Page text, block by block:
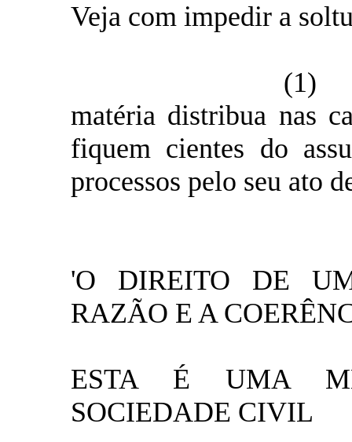
Veja com impedir a
(1)
matéria distribua nas
fiquem cientes do
processos pelo seu ato
'O DIREITO DE
RAZÃO E A
ESTA É UMA
SOCIEDADE CIVIL